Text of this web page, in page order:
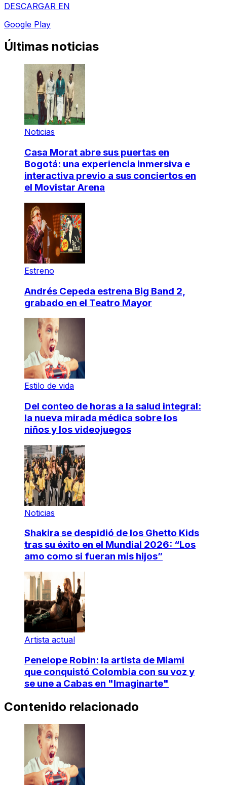
DESCARGAR EN
Google Play
Últimas noticias
Noticias
Casa Morat abre sus puertas en
Bogotá: una experiencia inmersiva e
interactiva previo a sus conciertos en
el Movistar Arena
Estreno
Andrés Cepeda estrena Big Band 2,
grabado en el Teatro Mayor
Estilo de vida
Del conteo de horas a la salud integral:
la nueva mirada médica sobre los
niños y los videojuegos
Noticias
Shakira se despidió de los Ghetto Kids
tras su éxito en el Mundial 2026: “Los
amo como si fueran mis hijos”
Artista actual
Penelope Robin: la artista de Miami
que conquistó Colombia con su voz y
se une a Cabas en "Imaginarte"
Contenido relacionado